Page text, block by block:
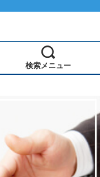
検索メニュー